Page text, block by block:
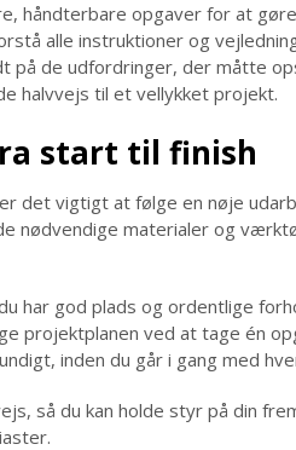
håndterbare opgaver for at
alle instruktioner og
på de udfordringer, der måtte
halvvejs til et vellykket projekt.
start til finish
det vigtigt at følge en nøje
nødvendige materialer og
har god plads og ordentlige
projektplanen ved at tage én
inden du går i gang med
så du kan holde styr på din